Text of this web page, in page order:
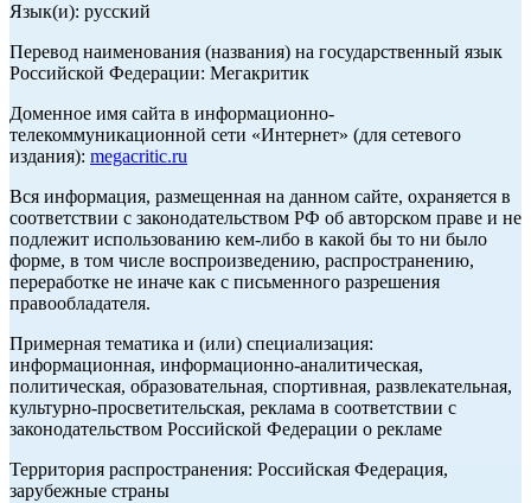
Язык(и): русский
Перевод наименования (названия) на государственный язык
Российской Федерации: Мегакритик
Доменное имя сайта в информационно-
телекоммуникационной сети «Интернет» (для сетевого
издания): megacritic.ru
Вся информация, размещенная на данном сайте, охраняется в
соответствии с законодательством РФ об авторском праве и не
подлежит использованию кем-либо в какой бы то ни было
форме, в том числе воспроизведению, распространению,
переработке не иначе как с письменного разрешения
правообладателя.
Примерная тематика и (или) специализация:
информационная, информационно-аналитическая,
политическая, образовательная, спортивная, развлекательная,
культурно-просветительская, реклама в соответствии с
законодательством Российской Федерации о рекламе
Территория распространения: Российская Федерация,
зарубежные страны